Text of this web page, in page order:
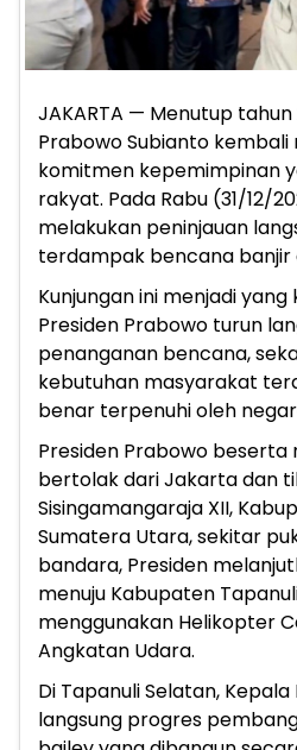
JAKARTA — Menutup tahun
Prabowo Subianto kembali
komitmen kepemimpinan
rakyat. Pada Rabu (31/12/
melakukan peninjauan
terdampak bencana banjir
Kunjungan ini menjadi
Presiden Prabowo turun
penanganan bencana,
kebutuhan masyarakat
benar terpenuhi oleh
Presiden Prabowo
bertolak dari Jakarta dan
Sisingamangaraja XII,
Sumatera Utara, sekitar
bandara, Presiden
menuju Kabupaten
menggunakan Helikopter
Angkatan Udara.
Di Tapanuli Selatan,
langsung progres